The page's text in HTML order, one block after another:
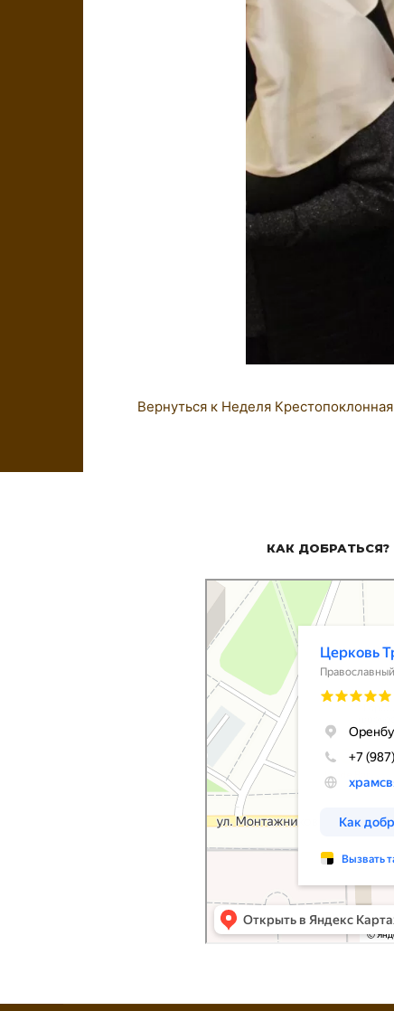
Вернуться к Неделя Крестопоклонная
КАК ДОБРАТЬСЯ?
Церковь Троицы Живоначальной
Православный храм в Оренбурге